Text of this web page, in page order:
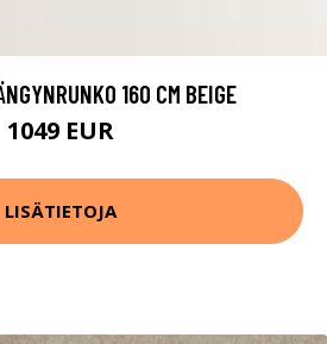
160 CM BEIGE
1049 EUR
LISÄTIETOJA